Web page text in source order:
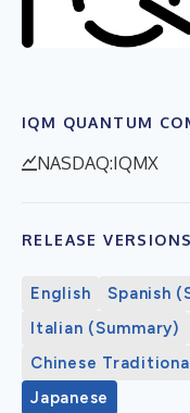
IQM QUANTUM
NASDAQ:IQMX
RELEASE VERSIONS
English Spanish
Italian (Summary)
Chinese
Japanese